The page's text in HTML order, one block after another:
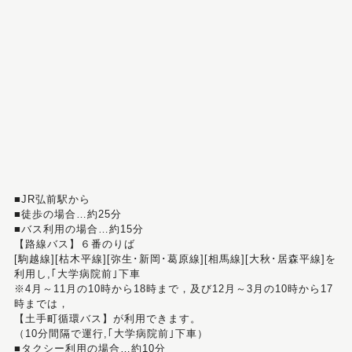
■JR弘前駅から
■徒歩の場合…約25分
■バス利用の場合…約15分
【路線バス】６番のりば
[駒越線][枯木平線][弥生･新岡･葛原線][相馬線][大秋･居森平線]を
利用し,｢大学病院前｣下車
※4月～11月の10時から18時まで，及び12月～3月の10時から17
時までは，
【土手町循環バス】が利用できます。
（10分間隔で運行,｢大学病院前｣下車）
■タクシー利用の場合…約10分